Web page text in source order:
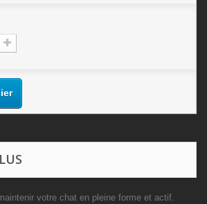
votre chat en pleine forme et actif.